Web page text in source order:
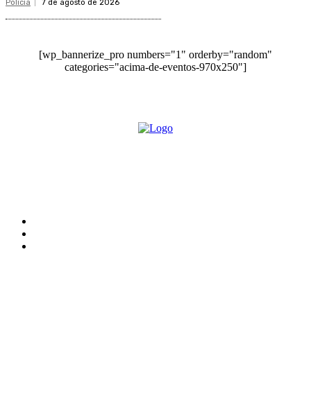
Policia 7 de agosto de 2026
[wp_bannerize_pro numbers="1" orderby="random"
categories="acima-de-eventos-970x250"]